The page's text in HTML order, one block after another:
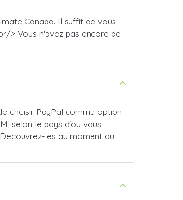
Canada. Il suffit de vous
> Vous n'avez pas encore de
choisir PayPal comme option
selon le pays d'ou vous
les au moment du